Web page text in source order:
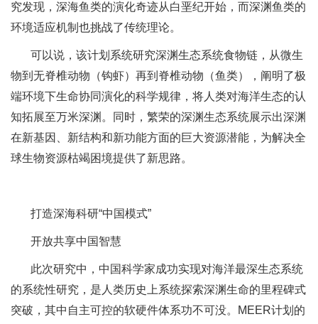
究发现，深海鱼类的演化奇迹从白垩纪开始，而深渊鱼类的
环境适应机制也挑战了传统理论。
可以说，该计划系统研究深渊生态系统食物链，从微生
物到无脊椎动物（钩虾）再到脊椎动物（鱼类），阐明了极
端环境下生命协同演化的科学规律，将人类对海洋生态的认
知拓展至万米深渊。同时，繁荣的深渊生态系统展示出深渊
在新基因、新结构和新功能方面的巨大资源潜能，为解决全
球生物资源枯竭困境提供了新思路。
打造深海科研“中国模式”
开放共享中国智慧
此次研究中，中国科学家成功实现对海洋最深生态系统
的系统性研究，是人类历史上系统探索深渊生命的里程碑式
突破，其中自主可控的软硬件体系功不可没。MEER计划的